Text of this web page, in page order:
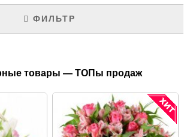
ФИЛЬТР
товары — ТОПы продаж